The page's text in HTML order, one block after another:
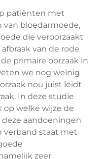
patiënten met
van bloedarmoede,
die veroorzaakt
van de rode
primaire oorzaak in
we nog weinig
nou juist leidt
In deze studie
op welke wijze de
aandoeningen
verband staat met
zeer